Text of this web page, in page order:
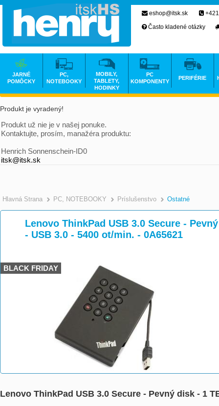
Produkt je vyradený!
Produkt už nie je v našej ponuke.
Kontaktujte, prosím, manažéra produktu:
Henrich Sonnenschein-ID0
itsk@itsk.sk
Hlavná Strana >
PC, NOTEBOOKY >
Príslušenstvo Ostatné
Lenovo ThinkPad USB 3.0 Secure -
- USB 3.0 - 5400 ot/min. - 0A65621
BLACK FRIDAY
Lenovo ThinkPad USB 3.0 Secure - Pevný disk - 1
eshop@itsk.sk
Často kladené otázky
JARNÉ
POMÔCKY
PC,
NOTEBOOKY
MOBILY,
TABLETY,
HODINKY
PC
KOMPONENTY
PERIFÉRIE